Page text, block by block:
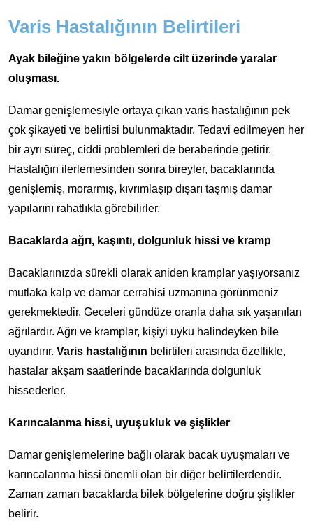
Varis Hastalığının Belirtileri
Ayak bileğine yakın bölgelerde cilt üzerinde yaralar
oluşması.
Damar genişlemesiyle ortaya çıkan varis hastalığının pek
çok şikayeti ve belirtisi bulunmaktadır. Tedavi edilmeyen her
bir ayrı süreç, ciddi problemleri de beraberinde getirir.
Hastalığın ilerlemesinden sonra bireyler, bacaklarında
genişlemiş, morarmış, kıvrımlaşıp dışarı taşmış damar
yapılarını rahatlıkla görebilirler.
Bacaklarda ağrı, kaşıntı, dolgunluk hissi ve kramp
Bacaklarınızda sürekli olarak aniden kramplar yaşıyorsanız
mutlaka kalp ve damar cerrahisi uzmanına görünmeniz
gerekmektedir. Geceleri gündüze oranla daha sık yaşanılan
ağrılardır. Ağrı ve kramplar, kişiyi uyku halindeyken bile
uyandırır. Varis hastalığının belirtileri arasında özellikle,
hastalar akşam saatlerinde bacaklarında dolgunluk
hissederler.
Karıncalanma hissi, uyuşukluk ve şişlikler
Damar genişlemelerine bağlı olarak bacak uyuşmaları ve
karıncalanma hissi önemli olan bir diğer belirtilerdendir.
Zaman zaman bacaklarda bilek bölgelerine doğru şişlikler
belirir.